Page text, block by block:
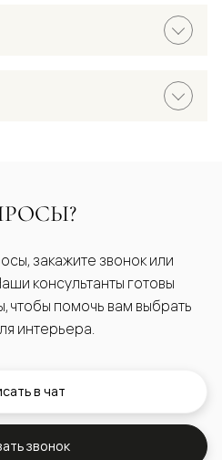
закажите звонок или
консультанты готовы
чтобы помочь вам выбрать
интерьера.
в чат
звонок